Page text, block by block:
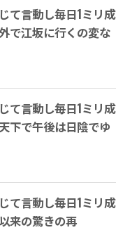
て言動し毎日1ミリ成
で江坂に行くの変な
て言動し毎日1ミリ成
下で午後は日陰でゆ
て言動し毎日1ミリ成
来の驚きの再